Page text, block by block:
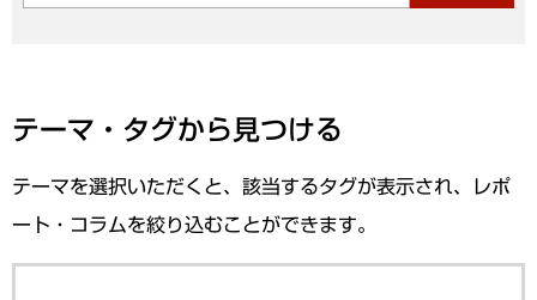
テーマ・タグから見つける
テーマを選択いただくと、該当するタグが表示され、レポ
ート・コラムを絞り込むことができます。